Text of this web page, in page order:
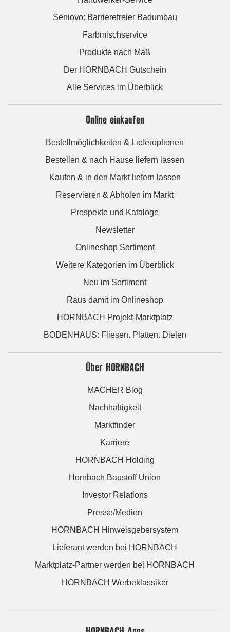
Seniovo: Barrierefreier Badumbau
Farbmischservice
Produkte nach Maß
Der HORNBACH Gutschein
Alle Services im Überblick
Online einkaufen
Bestellmöglichkeiten & Lieferoptionen
Bestellen & nach Hause liefern lassen
Kaufen & in den Markt liefern lassen
Reservieren & Abholen im Markt
Prospekte und Kataloge
Newsletter
Onlineshop Sortiment
Weitere Kategorien im Überblick
Neu im Sortiment
Raus damit im Onlineshop
HORNBACH Projekt-Marktplatz
BODENHAUS: Fliesen. Platten. Dielen
Über HORNBACH
MACHER Blog
Nachhaltigkeit
Marktfinder
Karriere
HORNBACH Holding
Hornbach Baustoff Union
Investor Relations
Presse/Medien
HORNBACH Hinweisgebersystem
Lieferant werden bei HORNBACH
Marktplatz-Partner werden bei HORNBACH
HORNBACH Werbeklassiker